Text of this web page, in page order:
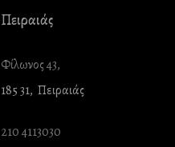
Πειραιάς
Φίλωνος 43,
185 31, Πειραιάς
210 4113030